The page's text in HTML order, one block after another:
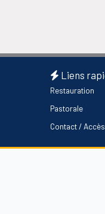
Liens
Restauration
Pastorale
Contact / Accès